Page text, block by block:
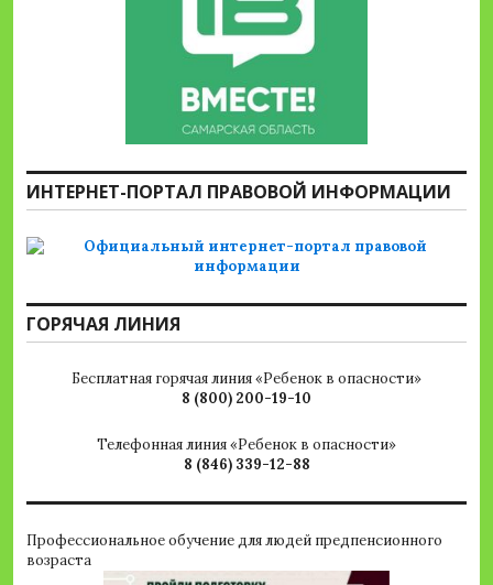
ИНТЕРНЕТ-ПОРТАЛ ПРАВОВОЙ ИНФОРМАЦИИ
ГОРЯЧАЯ ЛИНИЯ
Бесплатная горячая линия «Ребенок в опасности»
8 (800) 200-19-10
Телефонная линия «Ребенок в опасности»
8 (846) 339-12-88
Профессиональное обучение для людей предпенсионного
возраста